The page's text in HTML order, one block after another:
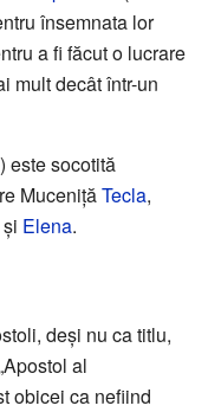
însemnata lor
a fi făcut o lucrare
mult decât într-un
) este socotită
MucenițăTecla,
și Elena.
deși nu ca titlu,
al
obicei ca nefiind